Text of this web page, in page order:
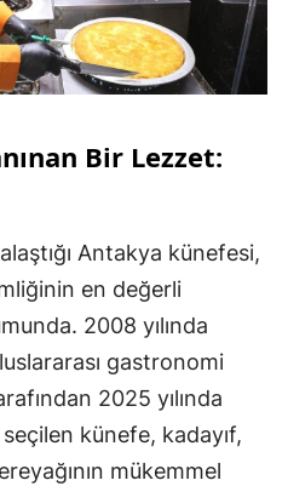
Bir Lezzet:
Antakya künefesi,
en değerli
2008 yılında
gastronomi
2025 yılında
seçilen künefe, kadayıf,
mükemmel